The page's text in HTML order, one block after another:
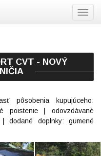
CVT - NOVÝ
pôsobenia kupujúceho:
poistenie | odovzdávané
dodané doplnky: gumené